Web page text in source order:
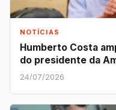
NOTÍCIAS
Humberto Costa
do presidente da
24/07/2026